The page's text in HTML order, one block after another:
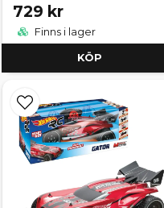
729 kr
Finns i lager
KÖP